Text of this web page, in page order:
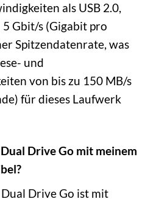
als USB 2.0,
Gbit/s (Gigabit pro
Spitzendatenrate, was
und
von bis zu 150 MB/s
für dieses Laufwerk
Drive Go mit meinem
Dual Drive Go ist mit